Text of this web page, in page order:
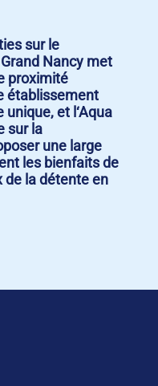
sur le
Nancy met
proximité
établissement
et l‘Aqua
sur la
une large
les bienfaits de
de la détente en